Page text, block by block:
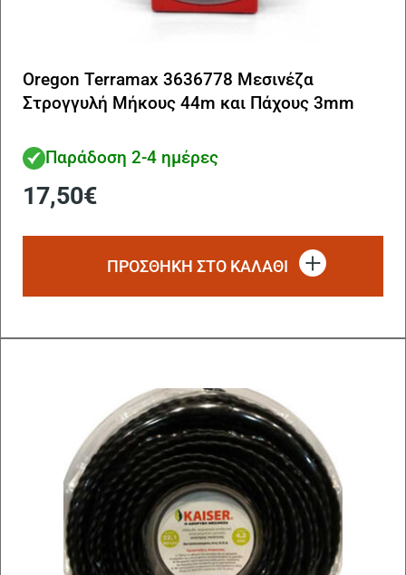
Oregon Terramax 3636778 Μεσινέζα
Στρογγυλή Μήκους 44m και Πάχους 3mm
Παράδοση 2-4 ημέρες
17,50€
ΠΡΟΣΘΗΚΗ ΣΤΟ ΚΑΛΑΘΙ